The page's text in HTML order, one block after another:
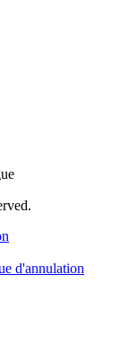
d'annulation